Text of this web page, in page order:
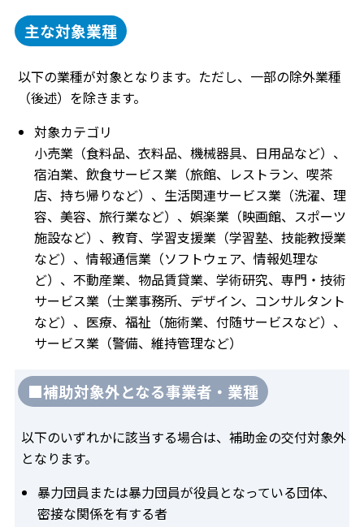
主な対象業種
以下の業種が対象となります。ただし、一部の除外業種
（後述）を除きます。
対象カテゴリ
小売業（食料品、衣料品、機械器具、日用品など）、
宿泊業、飲食サービス業（旅館、レストラン、喫茶
店、持ち帰りなど）、生活関連サービス業（洗濯、理
容、美容、旅行業など）、娯楽業（映画館、スポーツ
施設など）、教育、学習支援業（学習塾、技能教授業
など）、情報通信業（ソフトウェア、情報処理な
ど）、不動産業、物品賃貸業、学術研究、専門・技術
サービス業（士業事務所、デザイン、コンサルタント
など）、医療、福祉（施術業、付随サービスなど）、
サービス業（警備、維持管理など）
■補助対象外となる事業者・業種
以下のいずれかに該当する場合は、補助金の交付対象外
となります。
暴力団員または暴力団員が役員となっている団体、
密接な関係を有する者